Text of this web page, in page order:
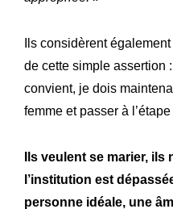
Ils considèrent
de cette simple assertion :
convient, je dois
femme et passer à
Ils veulent se marier,
l’institution est
personne idéale, une